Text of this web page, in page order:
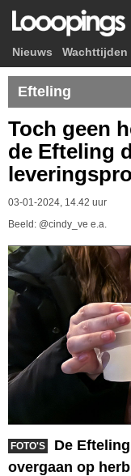
Nieuws Wachttijden
Efteling
Toch geen
de Efteling
03-01-2024, 14.42 uur
Beeld: @cindy_ve e.a.
FOTO'S
De
overgaan op